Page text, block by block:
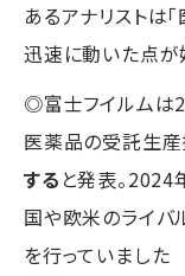
あるアナリストは
迅速に動いた点が
◎富士フイルムは
医薬品の受託生
する と発表。2024
国や欧米のライ
を行っていました